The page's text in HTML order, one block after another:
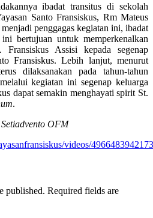
ibadat transitus di sekolah
Santo Fransiskus, Rm Mateus
penggagas kegiatan ini, ibadat
bertujuan untuk memperkenalkan
Assisi kepada segenap
Fransiskus. Lebih lanjut, menurut
dilaksanakan pada tahun-tahun
kegiatan ini segenap keluarga
dapat semakin menghayati spirit St.
.
OFM
videos/
published. Required fields are